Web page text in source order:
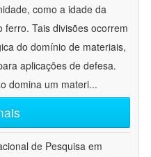
como a idade da
Tais divisões ocorrem
do domínio de materiais,
aplicações de defesa.
domina um materi...
de Pesquisa em